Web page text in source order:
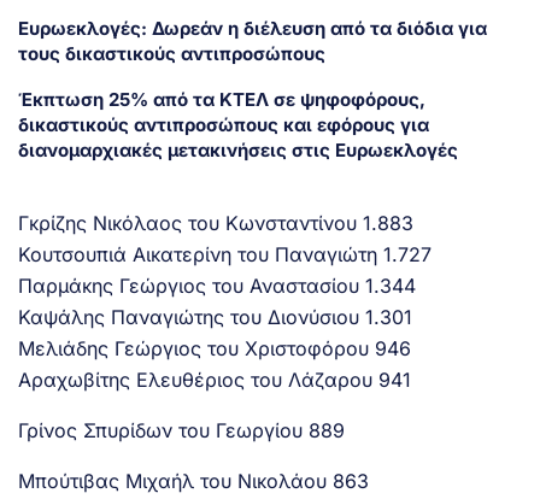
Eυρωεκλογές: Δωρεάν η διέλευση από τα διόδια για
τους δικαστικούς αντιπροσώπους
Έκπτωση 25% από τα ΚΤΕΛ σε ψηφοφόρους,
δικαστικούς αντιπροσώπους και εφόρους για
διανομαρχιακές μετακινήσεις στις Ευρωεκλογές
Γκρίζης Νικόλαος του Κωνσταντίνου 1.883
Κουτσουπιά Αικατερίνη του Παναγιώτη 1.727
Παρμάκης Γεώργιος του Αναστασίου 1.344
Καψάλης Παναγιώτης του Διονύσιου 1.301
Μελιάδης Γεώργιος του Χριστοφόρου 946
Αραχωβίτης Ελευθέριος του Λάζαρου 941
Γρίνος Σπυρίδων του Γεωργίου 889
Μπούτιβας Μιχαήλ του Νικολάου 863